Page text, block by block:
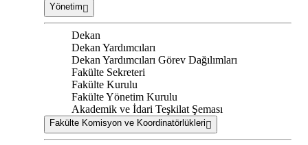
Yönetim
Dekan
Dekan Yardımcıları
Dekan Yardımcıları Görev Dağılımları
Fakülte Sekreteri
Fakülte Kurulu
Fakülte Yönetim Kurulu
Akademik ve İdari Teşkilat Şeması
Fakülte Komisyon ve Koordinatörlükleri